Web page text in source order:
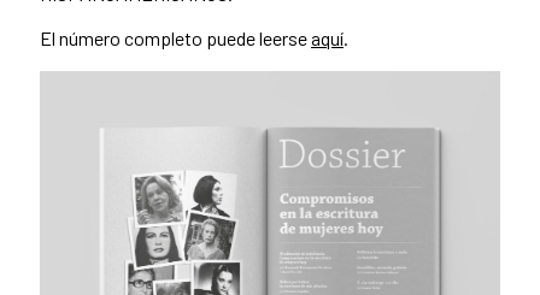
El número completo puede leerseaquí.